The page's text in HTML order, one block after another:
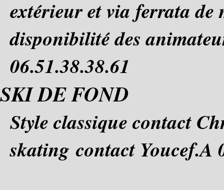
extérieur et via ferrata de
disponibilité des
06.51.38.38.61
SKI DE FOND
Style classique contact
skating contact Youcef.A